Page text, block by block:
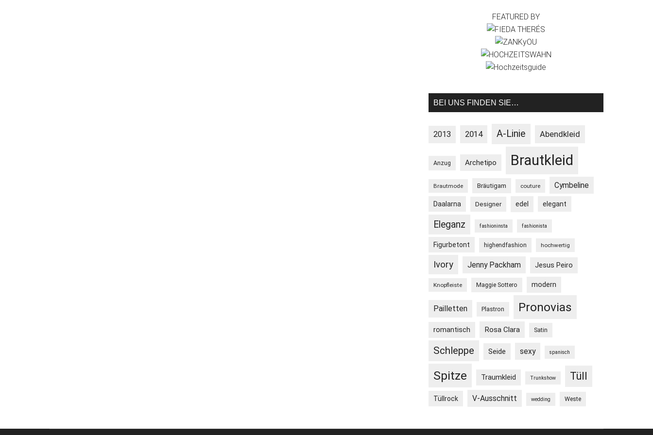
FEATURED BY
BEI UNS FINDEN SIE…
2013 2014 A-Linie Abendkleid
Anzug Archetipo Brautkleid
Brautmode Bräutigam couture Cymbeline
Daalarna Designer edel elegant
Eleganz fashioninsta fashionista
Figurbetont highendfashion hochwertig
Ivory Jenny Packham Jesus Peiro
Knopfleiste Maggie Sottero modern
Pailletten Plastron Pronovias
romantisch Rosa Clara Satin
Schleppe Seide sexy spanisch
Spitze Traumkleid Trunkshow Tüll
Tüllrock V-Ausschnitt wedding Weste